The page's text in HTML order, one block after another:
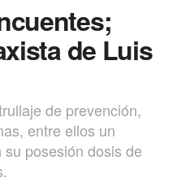
de Luis
de prevención,
entre ellos un
posesión dosis de